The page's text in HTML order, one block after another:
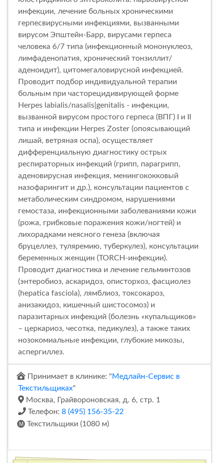
инфекции, лечение больных хроническими
герпесвирусными инфекциями, вызванными
вирусом Эпштейн-Барр, вирусами герпеса
человека 6/7 типа (инфекционный мононуклеоз,
лимфаденопатия, хронический тонзиллит/
аденоидит), цитомегаловирусной инфекцией.
Проводит подбор индивидуальной терапии
больным при часторецидивирующей форме
Herpes labialis/nasalis|genitalis - инфекции,
вызванной вирусом простого герпеса (ВПГ) I и II
типа и инфекции Herpes Zoster (опоясывающий
лишай, ветряная оспа), осуществляет
дифференциальную диагностику острых
респираторных инфекций (грипп, парагрипп,
аденовирусная инфекция, менингококковый
назофарингит и др.), консультации пациентов с
метаболическим синдромом, нарушениями
гемостаза, инфекционными заболеваниями кожи
(рожа, грибковые поражения кожи/ногтей) и
лихорадками неясного генеза (включая
бруцеллез, туляремию, туберкулез), консультации
беременных женщин (TORCH-инфекции).
Проводит диагностика и лечение гельминтозов
(энтеробиоз, аскаридоз, описторхоз, фасциолез
(hepatica fasciola), лямблиоз, токсокароз,
анизакидоз, кишечный шистосомоз) и
паразитарных инфекций (болезнь «купальщиков»
– церкариоз, чесотка, педикулез), а также таких
нозокомиальные инфекции, глубокие микозы,
аспергиллез.
Принимает в клинике: "Медлайн-Сервис в
Текстильщиках"
Москва, Грайвороновская, д. 6, стр. 1
Телефон: 8 (495) 156-35-22
Текстильщики (1080 м)